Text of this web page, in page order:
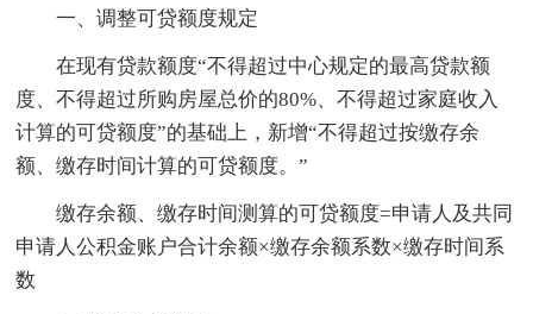
一、调整可贷额度规定
在现有贷款额度“不得超过中心规定的最高贷款额
度、不得超过所购房屋总价的80%、不得超过家庭收入
计算的可贷额度”的基础上，新增“不得超过按缴存余
额、缴存时间计算的可贷额度。”
缴存余额、缴存时间测算的可贷额度=申请人及共同
申请人公积金账户合计余额×缴存余额系数×缴存时间系
数